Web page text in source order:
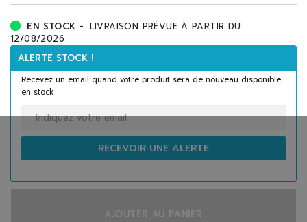
EN STOCK - LIVRAISON PRÉVUE À PARTIR DU
12/08/2026
ALERTE STOCK !
Recevez un email quand votre produit sera de nouveau disponible
en stock
RECEVOIR UNE ALERTE
AJOUTER AU PANIER